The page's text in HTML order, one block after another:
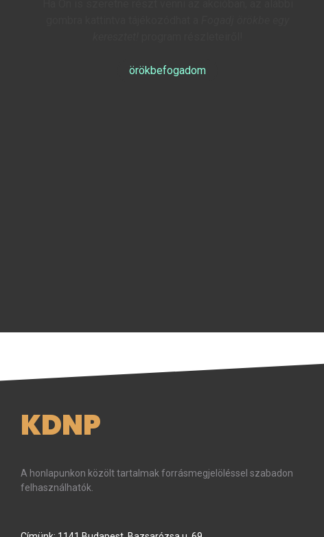
örökbefogadom
KDNP
A honlapunkon közölt tartalmak forrásmegjelöléssel szabadon
felhasználhatók.